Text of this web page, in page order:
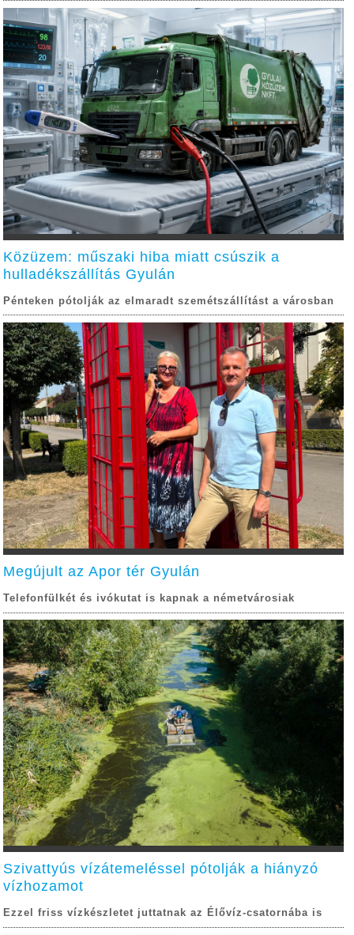
Közüzem: műszaki hiba miatt csúszik a
hulladékszállítás Gyulán
Pénteken pótolják az elmaradt szemétszállítást a városban
Megújult az Apor tér Gyulán
Telefonfülkét és ivókutat is kapnak a németvárosiak
Szivattyús vízátemeléssel pótolják a hiányzó
vízhozamot
Ezzel friss vízkészletet juttatnak az Élővíz-csatornába is